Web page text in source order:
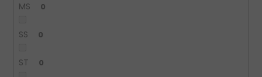
MS 0
SS 0
ST 0